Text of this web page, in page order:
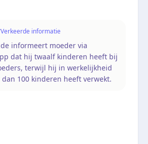
Verkeerde informatie
informeert moeder via
dat hij twaalf kinderen heeft bij
terwijl hij in werkelijkheid
100 kinderen heeft verwekt.